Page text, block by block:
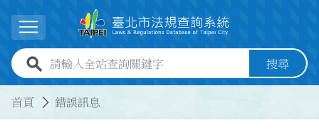
展開選單
全站查詢關鍵字欄位 搜尋
首頁 錯誤訊息